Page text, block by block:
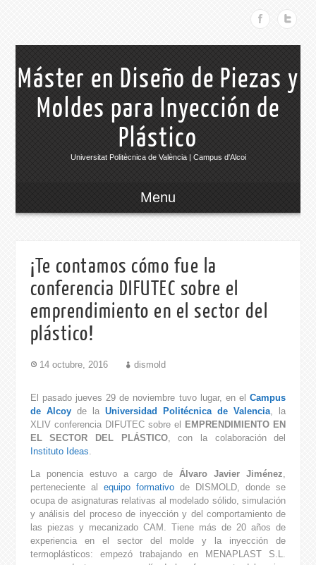
Máster en Diseño de Piezas y
Moldes para Inyección de
Plástico
Universitat Politècnica de València | Campus d'Alcoi
Menu
¡Te contamos cómo fue la
conferencia DIFUTEC sobre el
emprendimiento en el sector del
plástico!
14 octubre, 2016 dismold
El pasado jueves 29 de noviembre tuvo lugar, en elCampus
de Alcoyde la Universidad Politécnica de Valencia , la
XLIV conferencia DIFUTEC sobre el
EMPRENDIMIENTO EN
EL SECTOR DEL PLÁSTICO, con la colaboración del
Instituto Ideas
La ponencia estuvo a cargo de Álvaro Javier Jiménez
perteneciente al equipo formativode DISMOLD, donde se
ocupa de asignaturas relativas al modelado sólido, simulación
y análisis del proceso de inyección y del comportamiento de
las piezas y mecanizado CAM. Tiene más de 20 años de
experiencia en el sector del molde y la inyección de
termoplásticos: empezó trabajando en MENAPLAST S.L.